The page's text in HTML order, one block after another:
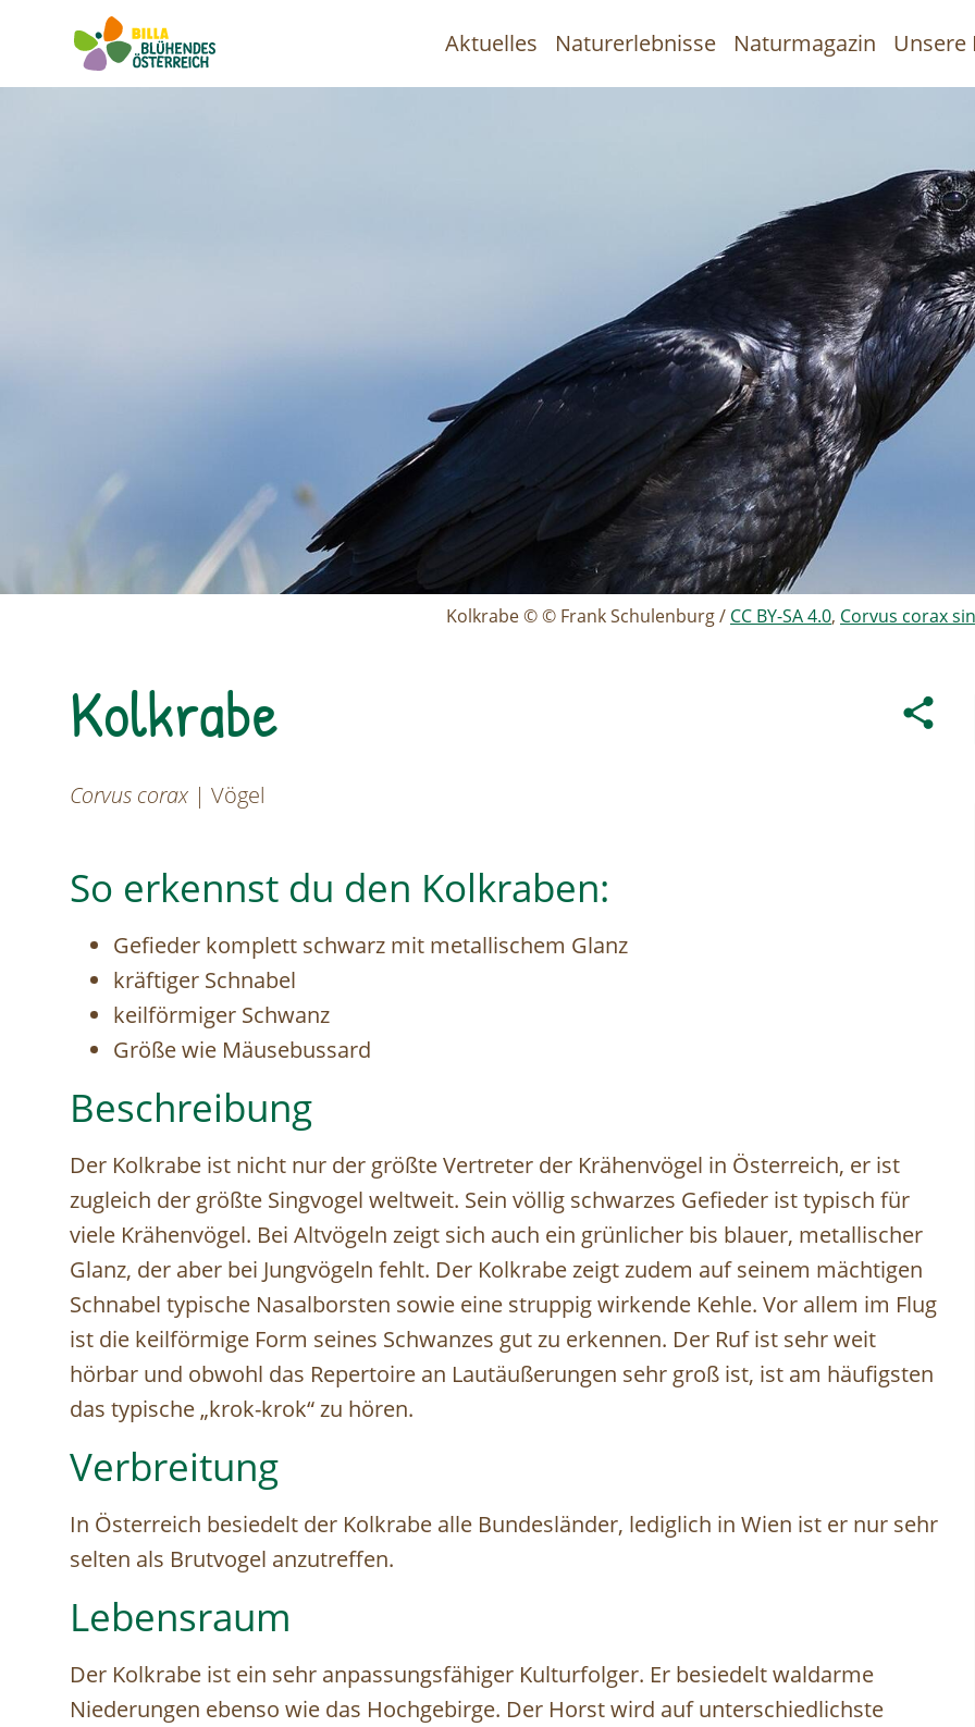
Hauptnavigation
Aktuelles Naturerlebnisse Naturmagazin Unsere
Kolkrabe © © Frank Schulenburg / CC BY-SA 4.0, Corvus corax
Kolkrabe
Corvus corax | Vögel
So erkennst du den Kolkraben:
Gefieder komplett schwarz mit metallischem Glanz
kräftiger Schnabel
keilförmiger Schwanz
Größe wie Mäusebussard
Beschreibung
Der Kolkrabe ist nicht nur der größte Vertreter der Krähenvögel in Österreich, er ist
zugleich der größte Singvogel weltweit. Sein völlig schwarzes Gefieder ist typisch für
viele Krähenvögel. Bei Altvögeln zeigt sich auch ein grünlicher bis blauer, metallischer
Glanz, der aber bei Jungvögeln fehlt. Der Kolkrabe zeigt zudem auf seinem mächtigen
Schnabel typische Nasalborsten sowie eine struppig wirkende Kehle. Vor allem im Flug
ist die keilförmige Form seines Schwanzes gut zu erkennen. Der Ruf ist sehr weit
hörbar und obwohl das Repertoire an Lautäußerungen sehr groß ist, ist am häufigsten
das typische „krok-krok“ zu hören.
Verbreitung
In Österreich besiedelt der Kolkrabe alle Bundesländer, lediglich in Wien ist er nur sehr
selten als Brutvogel anzutreffen.
Lebensraum
Der Kolkrabe ist ein sehr anpassungsfähiger Kulturfolger. Er besiedelt waldarme
Niederungen ebenso wie das Hochgebirge. Der Horst wird auf unterschiedlichste